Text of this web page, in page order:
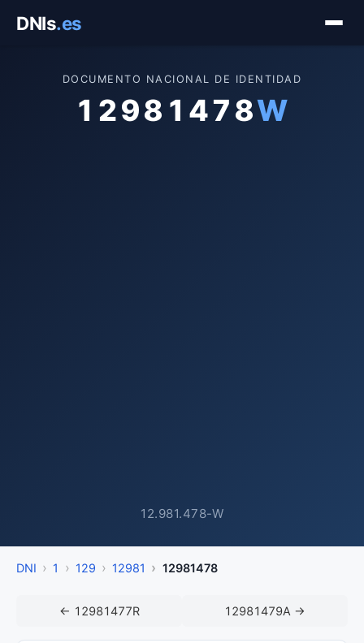
DNIs.es
DOCUMENTO NACIONAL DE IDENTIDAD
12981478W
12.981.478-W
DNI 1 129 12981 12981478
← 12981477R 12981479A →